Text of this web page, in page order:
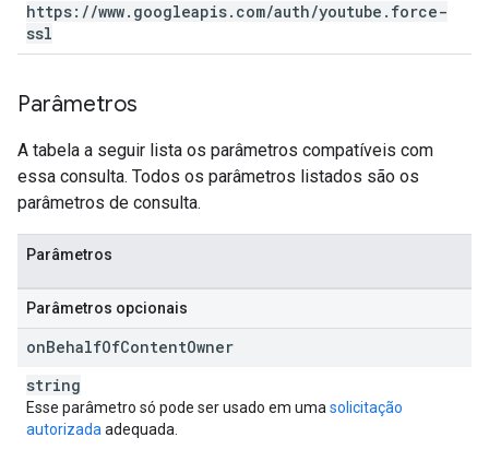
https: //www. googleapis. com/auth/youtube . force-
ssl
Parâmetros
A tabela a seguir lista os parâmetros compatíveis com
essa consulta. Todos os parâmetros listados são os
parâmetros de consulta.
Parâmetros
Parâmetros opcionais
onBehalfOfContentOwner
string
Esse parâmetro só pode ser usado em uma solicitação
autorizada adequada.